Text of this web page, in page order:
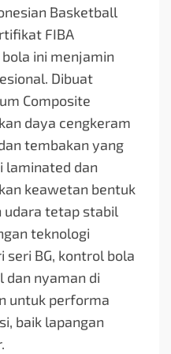
Basketball
FIBA
bola ini menjamin
Dibuat
Composite
daya cengkeram
tembakan yang
laminated dan
keawetan bentuk
udara tetap stabil
teknologi
BG, kontrol bola
dan nyaman di
untuk performa
baik lapangan